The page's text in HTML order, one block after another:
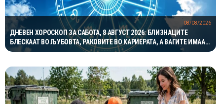
ДНЕВЕН ХОРОСКОП ЗА САБОТА, 8 АВГУСТ 2026: БЛИЗНАЦИТЕ
БЛЕСКААТ ВО ЉУБОВТА, РАКОВИТЕ ВО КАРИЕРАТА, А ВАГИТЕ ИМААТ
ОДЛИЧЕН ДЕН ЗА ХАРМОНИЈА
08/08/2026